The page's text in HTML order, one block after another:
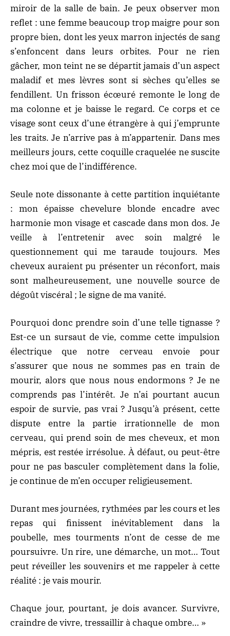
miroir de la salle de bain. Je peux observer mon
reflet : une femme beaucoup trop maigre pour son
propre bien, dont les yeux marron injectés de sang
s’enfoncent dans leurs orbites. Pour ne rien
gâcher, mon teint ne se départit jamais d’un aspect
maladif et mes lèvres sont si sèches qu’elles se
fendillent. Un frisson écœuré remonte le long de
ma colonne et je baisse le regard. Ce corps et ce
visage sont ceux d’une étrangère à qui j’emprunte
les traits. Je n’arrive pas à m’appartenir. Dans mes
meilleurs jours, cette coquille craquelée ne suscite
chez moi que de l’indifférence.
Seule note dissonante à cette partition inquiétante
: mon épaisse chevelure blonde encadre avec
harmonie mon visage et cascade dans mon dos. Je
veille à l’entretenir avec soin malgré le
questionnement qui me taraude toujours. Mes
cheveux auraient pu présenter un réconfort, mais
sont malheureusement, une nouvelle source de
dégoût viscéral ; le signe de ma vanité.
Pourquoi donc prendre soin d’une telle tignasse ?
Est-ce un sursaut de vie, comme cette impulsion
électrique que notre cerveau envoie pour
s’assurer que nous ne sommes pas en train de
mourir, alors que nous nous endormons ? Je ne
comprends pas l’intérêt. Je n’ai pourtant aucun
espoir de survie, pas vrai ? Jusqu’à présent, cette
dispute entre la partie irrationnelle de mon
cerveau, qui prend soin de mes cheveux, et mon
mépris, est restée irrésolue. À défaut, ou peut-être
pour ne pas basculer complètement dans la folie,
je continue de m’en occuper religieusement.
Durant mes journées, rythmées par les cours et les
repas qui finissent inévitablement dans la
poubelle, mes tourments n’ont de cesse de me
poursuivre. Un rire, une démarche, un mot… Tout
peut réveiller les souvenirs et me rappeler à cette
réalité : je vais mourir.
Chaque jour, pourtant, je dois avancer. Survivre,
craindre de vivre, tressaillir à chaque ombre… »